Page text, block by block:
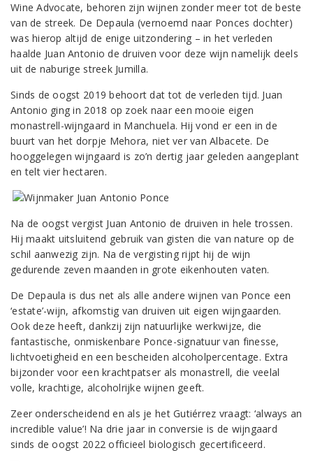
Wine Advocate, behoren zijn wijnen zonder meer tot de beste
van de streek. De Depaula (vernoemd naar Ponces dochter)
was hierop altijd de enige uitzondering – in het verleden
haalde Juan Antonio de druiven voor deze wijn namelijk deels
uit de naburige streek Jumilla.
Sinds de oogst 2019 behoort dat tot de verleden tijd. Juan
Antonio ging in 2018 op zoek naar een mooie eigen
monastrell-wijngaard in Manchuela. Hij vond er een in de
buurt van het dorpje Mehora, niet ver van Albacete. De
hooggelegen wijngaard is zo’n dertig jaar geleden aangeplant
en telt vier hectaren.
Na de oogst vergist Juan Antonio de druiven in hele trossen.
Hij maakt uitsluitend gebruik van gisten die van nature op de
schil aanwezig zijn. Na de vergisting rijpt hij de wijn
gedurende zeven maanden in grote eikenhouten vaten.
De Depaula is dus net als alle andere wijnen van Ponce een
‘estate’-wijn, afkomstig van druiven uit eigen wijngaarden.
Ook deze heeft, dankzij zijn natuurlijke werkwijze, die
fantastische, onmiskenbare Ponce-signatuur van finesse,
lichtvoetigheid en een bescheiden alcoholpercentage. Extra
bijzonder voor een krachtpatser als monastrell, die veelal
volle, krachtige, alcoholrijke wijnen geeft.
Zeer onderscheidend en als je het Gutiérrez vraagt: ‘always an
incredible value’! Na drie jaar in conversie is de wijngaard
sinds de oogst 2022 officieel biologisch gecertificeerd.